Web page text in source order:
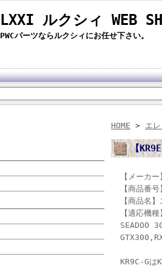
LXXI ルクシィ WEB
PWCパーツならルクシィにお任せ下さい。
HOME > エ
【
【メーカー
【商品番
【商品名
【適応機種
SEADOO
KR9C-Gは